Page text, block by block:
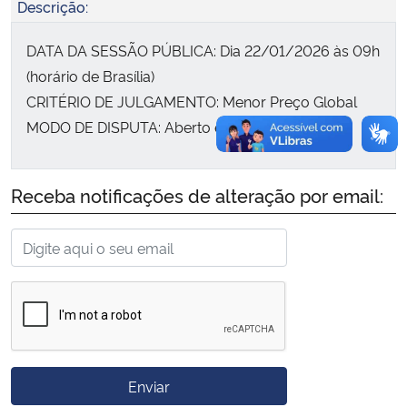
Secretaria de Governo
Gabinete de Segurança Institucional
Advocacia-Geral da União
Banco Central do Brasil
Planalto
Descrição:
DATA DA SESSÃO PÚBLICA: Dia 22/01/2026 às 09h
(horário de Brasília)
CRITÉRIO DE JULGAMENTO: Menor Preço Global
MODO DE DISPUTA: Aberto e Fechado
Receba notificações de alteração por email:
Enviar